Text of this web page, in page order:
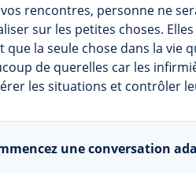
rencontres, personne ne
sur les petites choses.
la seule chose dans la vie
de querelles car les
les situations et contrôler
une conversation